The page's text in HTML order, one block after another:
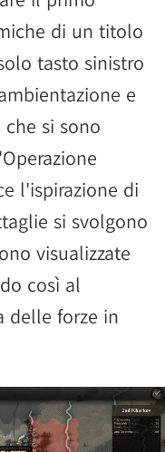
di un titolo
tasto sinistro
e
si sono
l'ispirazione di
si svolgono
visualizzate
così al
delle forze in